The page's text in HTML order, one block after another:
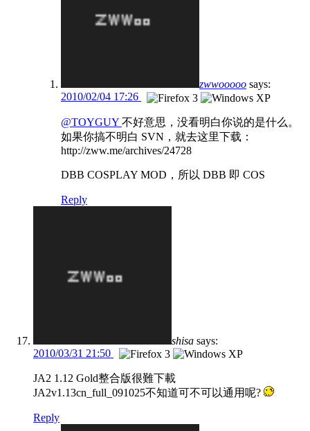
zwwooooo says:
2010/02/04 17:26
@TOYGUY 不好意思，没看明白你说的是什么。
如果你搞不明白 SVN，就去这里下载：
http://zww.me/archives/24728
DBB COSPLAY MOD，所以 DBB 即 COS
Reply
shisa says:
2010/03/31 21:50
JA2 1.12 Gold整合版很難下載
JA2v1.13cn_full_091025不知道可不可以通用呢?
Reply